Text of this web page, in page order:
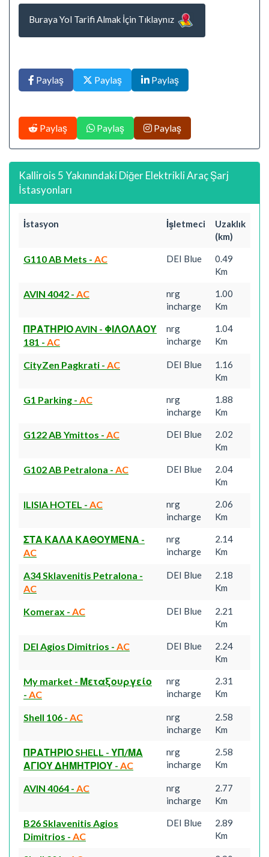
Buraya Yol Tarifi Almak İçin Tıklaynız
Paylaş Paylaş Paylaş
Paylaş Paylaş Paylaş
Kallirois 5 Yakınındaki Diğer Elektrikli Araç Şarj
İstasyonları
İstasyon İşletmeci
Uzaklık
(km)
G110 AB Mets - AC DEI Blue
0.49
Km
AVIN 4042 - AC
nrg
incharge
1.00
Km
ΠΡΑΤΗΡΙΟ AVIN - ΦΙΛΟΛΑΟΥ
181 - AC
nrg
incharge
1.04
Km
CityZen Pagkrati - AC DEI Blue
1.16
Km
G1 Parking - AC
nrg
incharge
1.88
Km
G122 AB Ymittos - AC DEI Blue
2.02
Km
G102 AB Petralona - AC DEI Blue
2.04
Km
ILISIA HOTEL - AC
nrg
incharge
2.06
Km
ΣΤΑ ΚΑΛΑ ΚΑΘΟΥΜΕΝΑ -
AC
nrg
incharge
2.14
Km
A34 Sklavenitis Petralona -
AC
DEI Blue
2.18
Km
Komerax - AC DEI Blue
2.21
Km
DEI Agios Dimitrios - AC DEI Blue
2.24
Km
My market - Μεταξουργείο
- AC
nrg
incharge
2.31
Km
Shell 106 - AC
nrg
incharge
2.58
Km
ΠΡΑΤΗΡΙΟ SHELL - ΥΠ/ΜΑ
ΑΓΙΟΥ ΔΗΜΗΤΡΙΟΥ - AC
nrg
incharge
2.58
Km
AVIN 4064 - AC
nrg
incharge
2.77
Km
B26 Sklavenitis Agios
Dimitrios - AC
DEI Blue
2.89
Km